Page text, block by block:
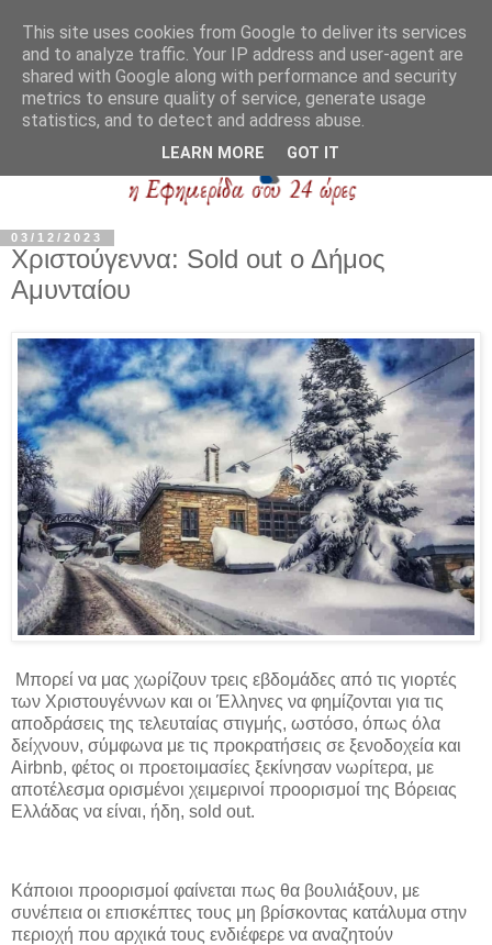
03/12/2023
Χριστούγεννα: Sold out ο Δήμος
Αμυνταίου
Μπορεί να μας χωρίζουν τρεις εβδομάδες από τις γιορτές
των Χριστουγέννων και οι Έλληνες να φημίζονται για τις
αποδράσεις της τελευταίας στιγμής, ωστόσο, όπως όλα
δείχνουν, σύμφωνα με τις προκρατήσεις σε ξενοδοχεία και
Airbnb, φέτος οι προετοιμασίες ξεκίνησαν νωρίτερα, με
αποτέλεσμα ορισμένοι χειμερινοί προορισμοί της Βόρειας
Ελλάδας να είναι, ήδη, sold out.
Κάποιοι προορισμοί φαίνεται πως θα βουλιάξουν, με
συνέπεια οι επισκέπτες τους μη βρίσκοντας κατάλυμα στην
περιοχή που αρχικά τους ενδιέφερε να αναζητούν
This site uses cookies from Google to deliver its services
and to analyze traffic. Your IP address and user-agent are
shared with Google along with performance and security
metrics to ensure quality of service, generate usage
statistics, and to detect and address abuse.
LEARN MORE GOT IT